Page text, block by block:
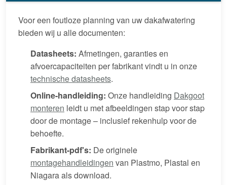
Voor een foutloze planning van uw dakafwatering
bieden wij u alle documenten:
Datasheets: Afmetingen, garanties en
afvoercapaciteiten per fabrikant vindt u in onze
technische datasheets.
Online-handleiding: Onze handleiding Dakgoot
monteren leidt u met afbeeldingen stap voor stap
door de montage – inclusief rekenhulp voor de
behoefte.
Fabrikant-pdf's: De originele
montagehandleidingen van Plastmo, Plastal en
Niagara als download.